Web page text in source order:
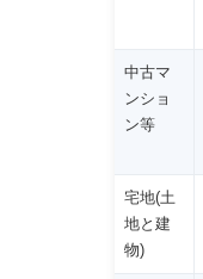
中古マ
ンショ
ン等
宅地(土
地と建
物)